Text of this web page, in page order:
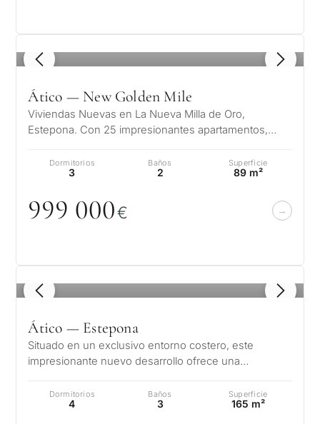
1 / 8
Ático — New Golden Mile
Viviendas Nuevas en La Nueva Milla de Oro,
Estepona. Con 25 impresionantes apartamentos,
Dormitorios
3
Baños
2
Superficie
89 m²
999 000€
1 / 8
Ático — Estepona
Situado en un exclusivo entorno costero, este
impresionante nuevo desarrollo ofrece una
Dormitorios
4
Baños
3
Superficie
165 m²